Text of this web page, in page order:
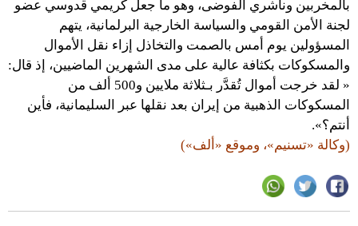
بالمخربين وناشري الفوضى، وهو ما جعل كريمي قدوسي عضو
لجنة الأمن القومي والسياسة الخارجية البرلمانية، يتهم
المسؤولين يوم أمس بالصمت والتخاذل إزاء نقل الأموال
والمسكوكات بكثافة عالية على مدى الشهرين الماضيين، إذ قال:
« لقد خرجت أموال تُقدَّر بـثلاثة ملايين و500 ألف من
المسكوكات الذهبية من إيران بعد نقلها عبر السليمانية، فأين
أنتم؟».
(وكالة «تسنيم»، وموقع «ألف»)